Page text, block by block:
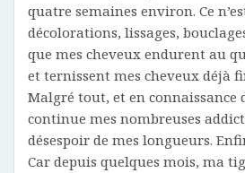
quatre semaines environ. Ce
décolorations, lissages,
que mes cheveux endurent au
et ternissent mes cheveux déjà
Malgré tout, et en connaissance
continue mes nombreuses
désespoir de mes longueurs.
Car depuis quelques mois, ma